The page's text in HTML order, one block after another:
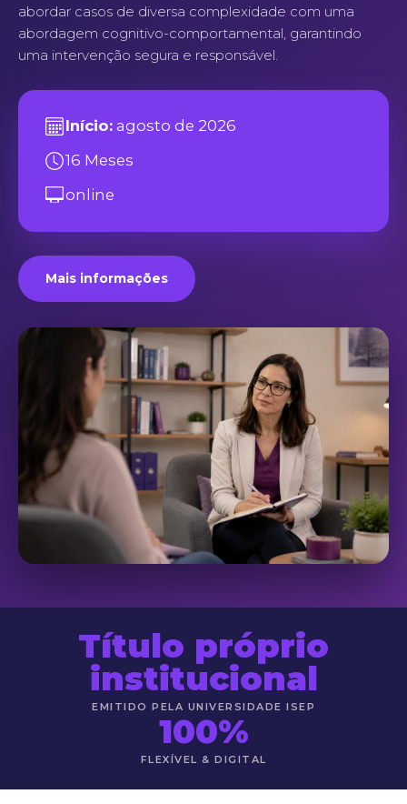
abordar casos de diversa complexidade com uma
abordagem cognitivo-comportamental, garantindo
uma intervenção segura e responsável.
Início: agosto de 2026
16 Meses
online
Mais informações
Título próprio
institucional
EMITIDO PELA UNIVERSIDADE ISEP
100%
FLEXÍVEL & DIGITAL